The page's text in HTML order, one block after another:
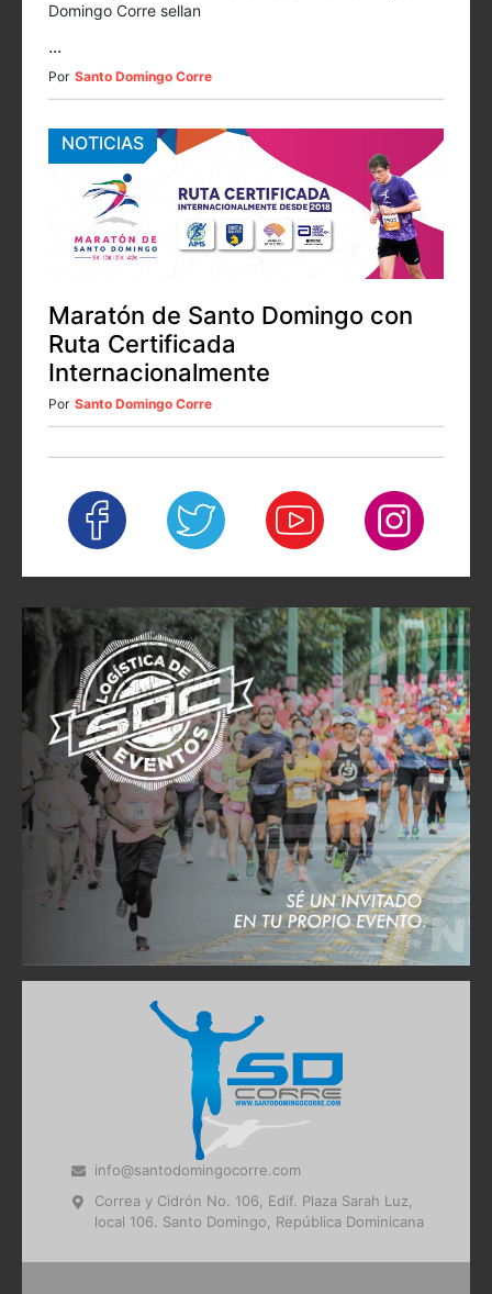
Domingo Corre sellan
...
Por Santo Domingo Corre
NOTICIAS
Maratón de Santo Domingo con
Ruta Certificada
Internacionalmente
Por Santo Domingo Corre
info@santodomingocorre.com
Correa y Cidrón No. 106, Edif. Plaza Sarah Luz,
local 106. Santo Domingo, República Dominicana